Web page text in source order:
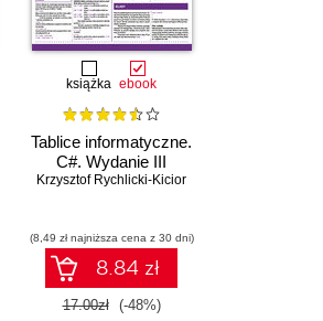
książka ebook
Tablice informatyczne.
C#. Wydanie III
Krzysztof Rychlicki-Kicior
(8,49 zł najniższa cena z 30 dni)
8.84 zł
17.00zł (-48%)